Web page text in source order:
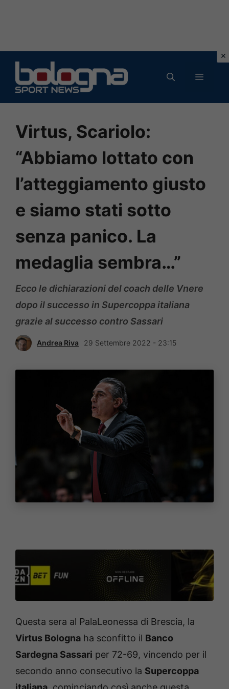
contenuto
MENU
Virtus, Scariolo:
“Abbiamo lottato con
l’atteggiamento giusto
e siamo stati sotto
senza panico. La
medaglia sembra…”
Ecco le dichiarazioni del coach delle Vnere
dopo il successo in Supercoppa italiana
grazie al successo contro Sassari
Andrea Riva 29 Settembre 2022 - 23:15
Questa sera al PalaLeonessa di Brescia, la
Virtus Bologna ha sconfitto il Banco
Sardegna Sassari per 72-69, vincendo per il
secondo anno consecutivo la Supercoppa